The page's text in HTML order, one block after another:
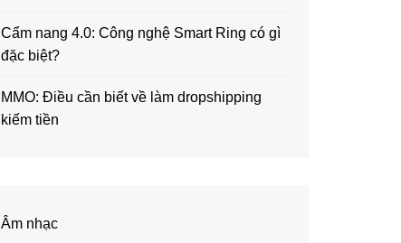
Cẩm nang 4.0: Công nghệ Smart Ring có gì
đặc biệt?
MMO: Điều cần biết về làm dropshipping
kiếm tiền
Âm nhạc